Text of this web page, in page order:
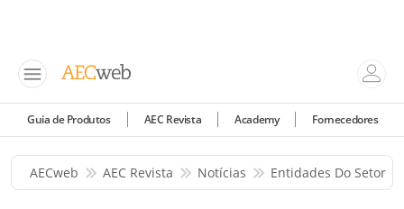
Guia de Produtos AEC Revista Academy Fornecedores
AECweb AEC Revista Notícias Entidades Do Setor